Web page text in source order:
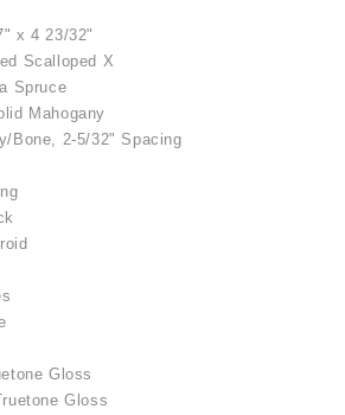
x 4 23/32"
Scalloped X
Spruce
Mahogany
Bone, 2-5/32" Spacing
Gloss
Gloss